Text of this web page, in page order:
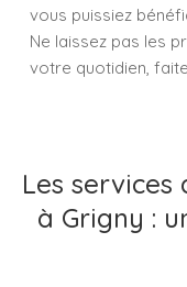
vous puissiez
Ne laissez pas les
votre quotidien,
Les
à Grigny :